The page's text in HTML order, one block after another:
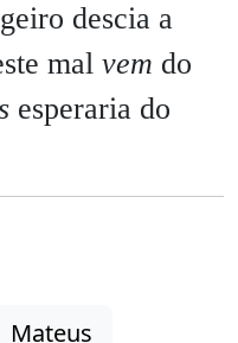
descia a
mal vem do
esperaria do
Mateus